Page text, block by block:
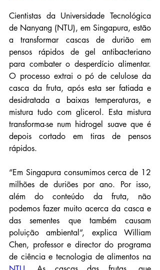
Cientistas da Universidade Tecnológica
de Nanyang (NTU), em Singapura, estão
a transformar cascas de durião em
pensos rápidos de gel antibacteriano
para combater o desperdício alimentar.
O processo extrai o pó de celulose da
casca da fruta, após esta ser fatiada e
desidratada a baixas temperaturas, e
mistura tudo com glicerol. Esta mistura
transforma-se num hidrogel suave que é
depois cortado em tiras de pensos
rápidos.
“Em Singapura consumimos cerca de 12
milhões de duriões por ano. Por isso,
além do conteúdo da fruta, não
podemos fazer muito acerca da casca e
das sementes que também causam
poluição ambiental”, explica William
Chen, professor e director do programa